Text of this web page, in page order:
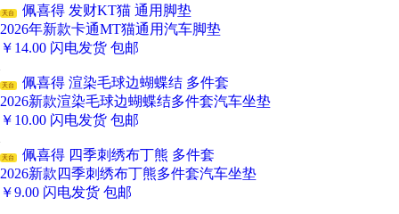
天台
佩喜得 发财KT猫 通用脚垫
2026年新款卡通MT猫通用汽车脚垫
￥ 14.00 闪电发货 包邮
天台
佩喜得 渲染毛球边蝴蝶结 多件套
2026新款渲染毛球边蝴蝶结多件套汽车坐垫
￥ 10.00 闪电发货 包邮
天台
佩喜得 四季刺绣布丁熊 多件套
2026新款四季刺绣布丁熊多件套汽车坐垫
￥9.00 闪电发货 包邮